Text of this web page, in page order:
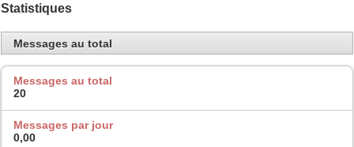
Statistiques
Messages au total
Messages au total
20
Messages par jour
0,00